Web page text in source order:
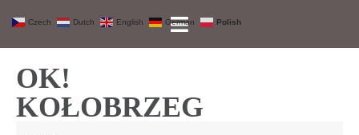
OK!
KOŁOBRZEG
Czech Dutch English German Polish